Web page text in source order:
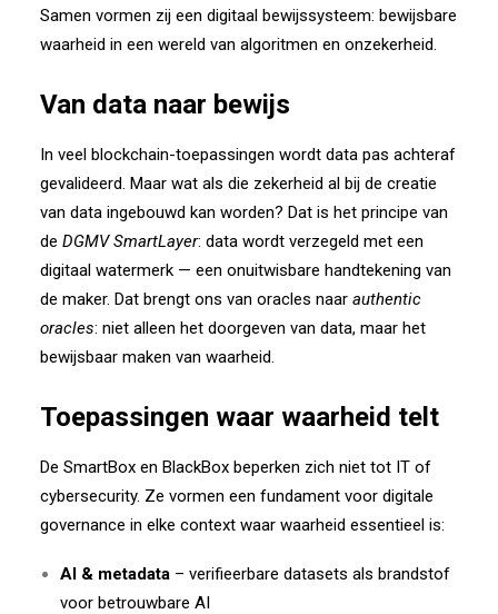
Samen vormen zij een digitaal bewijssysteem: bewijsbare
waarheid in een wereld van algoritmen en onzekerheid.
Van data naar bewijs
In veel blockchain-toepassingen wordt data pas achteraf
gevalideerd. Maar wat als die zekerheid al bij de creatie
van data ingebouwd kan worden? Dat is het principe van
de DGMV SmartLayer: data wordt verzegeld met een
digitaal watermerk — een onuitwisbare handtekening van
de maker. Dat brengt ons van oracles naar authentic
oracles: niet alleen het doorgeven van data, maar het
bewijsbaar maken van waarheid.
Toepassingen waar waarheid telt
De SmartBox en BlackBox beperken zich niet tot IT of
cybersecurity. Ze vormen een fundament voor digitale
governance in elke context waar waarheid essentieel is:
AI & metadata – verifieerbare datasets als brandstof
voor betrouwbare AI